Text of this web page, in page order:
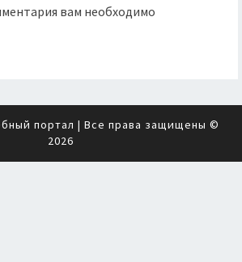
вам необходимо
портал | Все права защищены ©
2026